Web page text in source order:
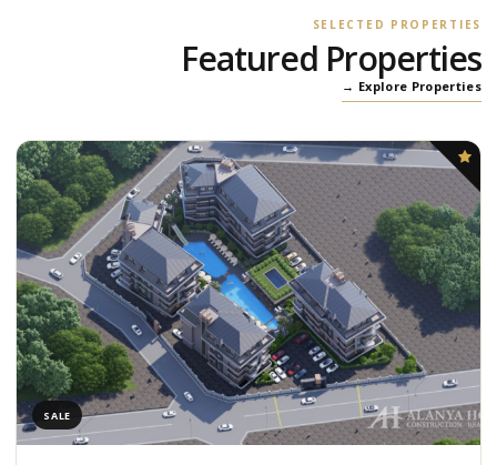
SELECTED PROPERTIES
Featured Properties
Explore Properties →
SALE